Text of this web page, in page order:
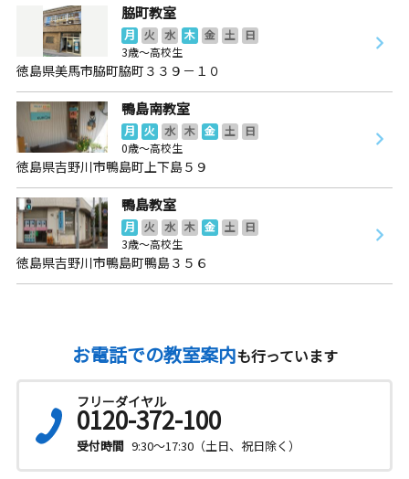
脇町教室
月 火 水 木 金 土
日
3歳～高校生
徳島県美馬市脇町脇町３３９－１０
鴨島南教室
月 火 水 木 金 土
日
0歳～高校生
徳島県吉野川市鴨島町上下島５９
鴨島教室
月 火 水 木 金 土
日
3歳～高校生
徳島県吉野川市鴨島町鴨島３５６
お電話での教室案内も行っています
フリーダイヤル
0120-372-100
受付時間 9:30～17:30（土日、祝日除く）